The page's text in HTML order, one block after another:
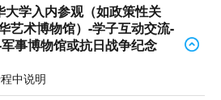
大学入内参观（如政策性关
艺术博物馆）-学子互动交流-
事博物馆或抗日战争纪念
中说明